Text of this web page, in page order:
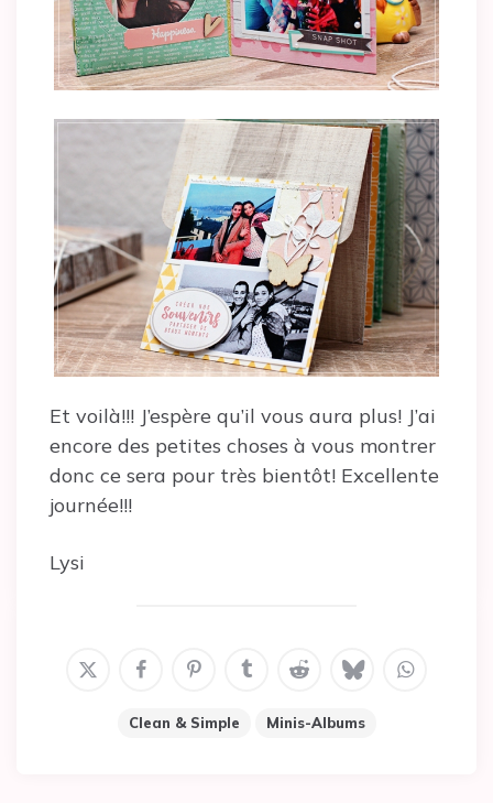
Et voilà!!! J’espère qu’il vous aura plus! J’ai
encore des petites choses à vous montrer
donc ce sera pour très bientôt! Excellente
journée!!!
Lysi
Clean & Simple Minis-Albums